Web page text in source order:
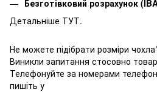
Безготівковий розрахунок
Детальніше ТУТ.
Не можете підібрати розміри
Виникли запитання стосовно
Телефонуйте за номерами
пишіть у